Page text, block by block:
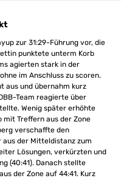
zur 31:29-Führung vor, die
punktete unterm Korb
agierten stark in der
im Anschluss zu scoren.
aus und übernahm kurz
Team reagierte über
Wenig später erhöhte
mit Treffern aus der Zone
verschaffte den
der Mitteldistanz zum
Lösungen, verkürzten und
(40:41). Danach stellte
der Zone auf 44:41. Kurz